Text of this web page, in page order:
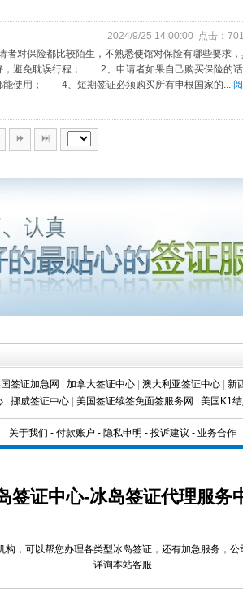
2024/9/25 14:00:00 点击：
对保险都比较陌生，不熟悉使馆对保险有哪些要求
避免耽误行程； 2、申请者如果自己购买保险的话
使用； 4、短期签证必须购买所有申根国家的...
签证加急网 加拿大签证中心 澳大利亚签证中心 新
挪威签证中心 美国签证续签免面签服务网 美国K1
关于我们 - 付款账户 - 隐私申明 - 投诉建议 - 业务合作
签证中心-冰岛签证代理服务
，可以帮您办理各类型冰岛签证，还有加急服务，
详询本站客服